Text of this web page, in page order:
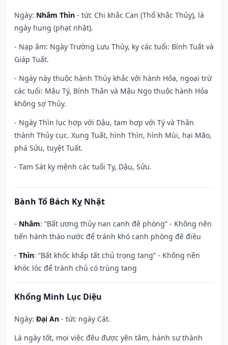
Ngày: Nhâm Thìn - tức Chi khắc Can (Thổ khắc Thủy), là
ngày hung (phạt nhật).
- Nạp âm: Ngày Trường Lưu Thủy, kỵ các tuổi: Bính Tuất và
Giáp Tuất.
- Ngày này thuộc hành Thủy khắc với hành Hỏa, ngoại trừ
các tuổi: Mậu Tý, Bính Thân và Mậu Ngọ thuộc hành Hỏa
không sợ Thủy.
- Ngày Thìn lục hợp với Dậu, tam hợp với Tý và Thân
thành Thủy cục. Xung Tuất, hình Thìn, hình Mùi, hại Mão,
phá Sửu, tuyệt Tuất.
- Tam Sát kỵ mệnh các tuổi Tỵ, Dậu, Sửu.
Bành Tổ Bách Kỵ Nhật
- Nhâm: “Bất ương thủy nan canh đê phòng” - Không nên
tiến hành tháo nước để tránh khó canh phòng đê điều
- Thìn: “Bất khốc khấp tất chủ trọng tang” - Không nên
khóc lóc để tránh chủ có trùng tang
Khổng Minh Lục Diệu
Ngày: Đại An - tức ngày Cát.
Là ngày tốt, mọi việc đều được yên tâm, hành sự thành